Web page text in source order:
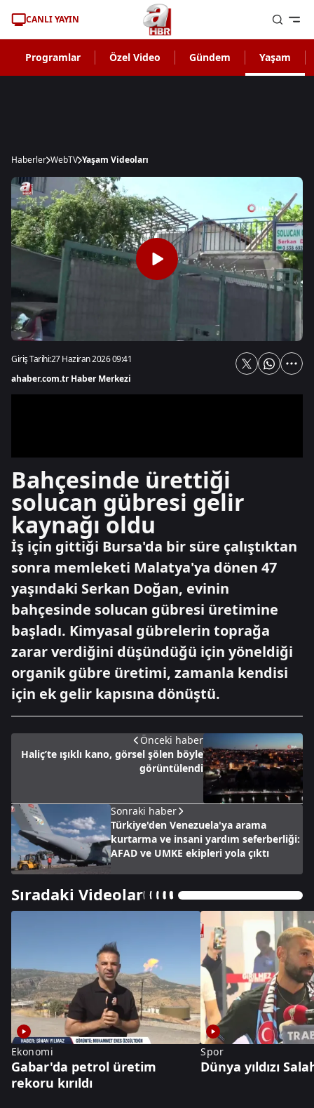
CANLI YAYIN
Programlar Özel Video Gündem Yaşam
Haberler WebTV Yaşam Videoları
Giriş Tarihi:27 Haziran 2026 09:41
ahaber.com.tr Haber Merkezi
Bahçesinde ürettiği
solucan gübresi gelir
kaynağı oldu
İş için gittiği Bursa'da bir süre çalıştıktan
sonra memleketi Malatya'ya dönen 47
yaşındaki Serkan Doğan, evinin
bahçesinde solucan gübresi üretimine
başladı. Kimyasal gübrelerin toprağa
zarar verdiğini düşündüğü için yöneldiği
organik gübre üretimi, zamanla kendisi
için ek gelir kapısına dönüştü.
Önceki haber
Haliç’te ışıklı kano, görsel şölen böyle
görüntülendi
Sonraki haber
Türkiye'den Venezuela'ya arama
kurtarma ve insani yardım seferberliği:
AFAD ve UMKE ekipleri yola çıktı
Sıradaki Videolar
Ekonomi
Gabar'da petrol üretim
rekoru kırıldı
Spor
Dünya yıldızı